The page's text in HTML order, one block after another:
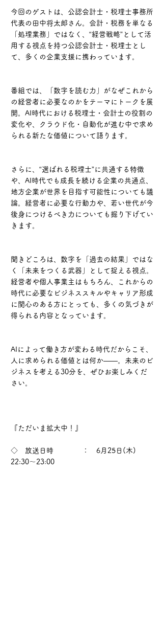
今回のゲストは、公認会計士・税理士事務所
代表の田中将太郎さん。会計・税務を単なる
「処理業務」ではなく、“経営戦略”として活
用する視点を持つ公認会計士・税理士とし
て、多くの企業支援に携わっています。
番組では、「数字を読む力」がなぜこれから
の経営者に必要なのかをテーマにトークを展
開。AI時代における税理士・会計士の役割の
変化や、クラウド化・自動化が進む中で求め
られる新たな価値について語ります。
さらに、“選ばれる税理士”に共通する特徴
や、AI時代でも成長を続ける企業の共通点、
地方企業が世界を目指す可能性についても議
論。経営者に必要な行動力や、若い世代が今
後身につけるべき力についても掘り下げてい
きます。
聞きどころは、数字を「過去の結果」ではな
く「未来をつくる武器」として捉える視点。
経営者や個人事業主はもちろん、これからの
時代に必要なビジネススキルやキャリア形成
に関心のある方にとっても、多くの気づきが
得られる内容となっています。
AIによって働き方が変わる時代だからこそ、
人に求められる価値とは何か――。未来のビ
ジネスを考える30分を、ぜひお楽しみくだ
さい。
『ただいま拡大中！』
◇ 放送日時 ： 6月25日(木)
22:30～23:00